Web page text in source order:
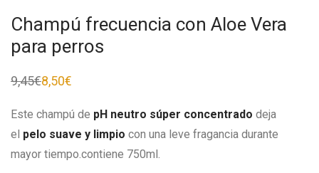
Champú frecuencia con Aloe Vera
para perros
9,45€8,50€
Este champú de pH neutro súper concentrado deja
el pelo suave y limpio con una leve fragancia durante
mayor tiempo.contiene 750ml.